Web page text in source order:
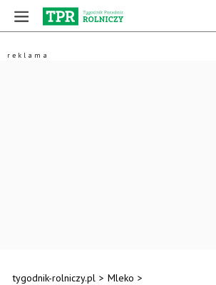
tygodnik-rolniczy.pl > Mleko >